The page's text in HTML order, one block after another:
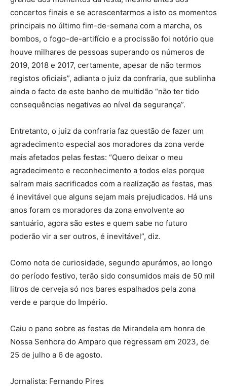
concertos finais e se acrescentarmos a isto os momentos
principais no último fim-de-semana com a marcha, os
bombos, o fogo-de-artifício e a procissão foi notório que
houve milhares de pessoas superando os números de
2019, 2018 e 2017, certamente, apesar de não termos
registos oficiais”, adianta o juiz da confraria, que sublinha
ainda o facto de este banho de multidão “não ter tido
consequências negativas ao nível da segurança”.
Entretanto, o juiz da confraria faz questão de fazer um
agradecimento especial aos moradores da zona verde
mais afetados pelas festas: “Quero deixar o meu
agradecimento e reconhecimento a todos eles porque
saíram mais sacrificados com a realização as festas, mas
é inevitável que alguns sejam mais prejudicados. Há uns
anos foram os moradores da zona envolvente ao
santuário, agora são estes e quem sabe no futuro
poderão vir a ser outros, é inevitável”, diz.
Como nota de curiosidade, segundo apurámos, ao longo
do período festivo, terão sido consumidos mais de 50 mil
litros de cerveja só nos bares espalhados pela zona
verde e parque do Império.
Caiu o pano sobre as festas de Mirandela em honra de
Nossa Senhora do Amparo que regressam em 2023, de
25 de julho a 6 de agosto.
Jornalista: Fernando Pires